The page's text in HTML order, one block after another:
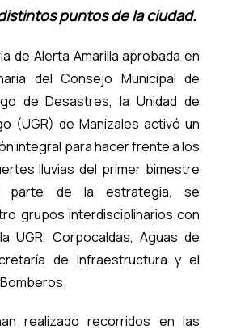
puntos de la ciudad.
de Alerta Amarilla aprobada en
del Consejo Municipal de
de Desastres, la Unidad de
(UGR) de Manizales activó un
integral para hacer frente a los
lluvias del primer bimestre
parte de la estrategia, se
grupos interdisciplinarios con
UGR, Corpocaldas, Aguas de
de Infraestructura y el
realizado recorridos en las